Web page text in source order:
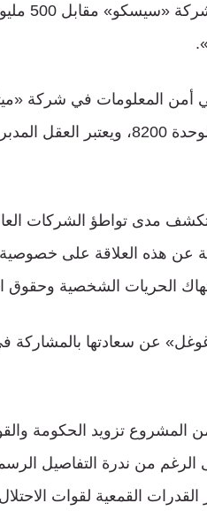
أمن المعلومات في شركة
إسرائيلي خدم أيضاً في الوحدة
تكشف مدى تواطؤ الشركات
عن هذه العلاقة على
الحريات الشخصية وحقوق
أعربت «غوغل» عن سعادتها
تزويد الحكومة
الرغم من ندرة التفاصيل
القمعية لقوات